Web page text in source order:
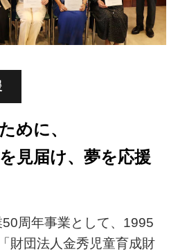
めに、
見届け、夢を応援
周年事業として、1995
財団法人金秀児童育成財